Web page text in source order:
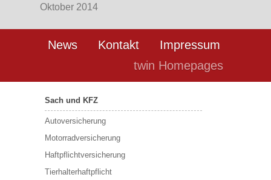
Oktober 2014
News Kontakt
Impressum
twin Homepages
Sach und KFZ
Autoversicherung
Motorradversicherung
Haftpflichtversicherung
Tierhalterhaftpflicht